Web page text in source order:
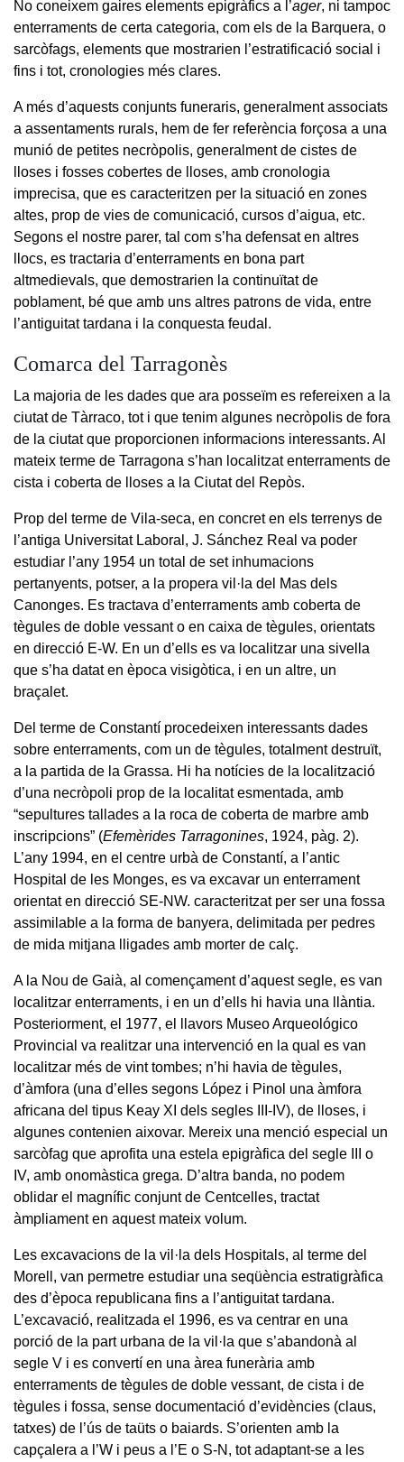
No coneixem gaires elements epigràfics a l’ager, ni tampoc
enterraments de certa categoria, com els de la Barquera, o
sarcòfags, elements que mostrarien l’estratificació social i
fins i tot, cronologies més clares.
A més d’aquests conjunts funeraris, generalment associats
a assentaments rurals, hem de fer referència forçosa a una
munió de petites necròpolis, generalment de cistes de
lloses i fosses cobertes de lloses, amb cronologia
imprecisa, que es caracteritzen per la situació en zones
altes, prop de vies de comunicació, cursos d’aigua, etc.
Segons el nostre parer, tal com s’ha defensat en altres
llocs, es tractaria d’enterraments en bona part
altmedievals, que demostrarien la continuïtat de
poblament, bé que amb uns altres patrons de vida, entre
l’antiguitat tardana i la conquesta feudal.
Comarca del Tarragonès
La majoria de les dades que ara posseïm es refereixen a la
ciutat de Tàrraco, tot i que tenim algunes necròpolis de fora
de la ciutat que proporcionen informacions interessants. Al
mateix terme de Tarragona s’han localitzat enterraments de
cista i coberta de lloses a la Ciutat del Repòs.
Prop del terme de Vila-seca, en concret en els terrenys de
l’antiga Universitat Laboral, J. Sánchez Real va poder
estudiar l’any 1954 un total de set inhumacions
pertanyents, potser, a la propera vil·la del Mas dels
Canonges. Es tractava d’enterraments amb coberta de
tègules de doble vessant o en caixa de tègules, orientats
en direcció E-W. En un d’ells es va localitzar una sivella
que s’ha datat en època visigòtica, i en un altre, un
braçalet.
Del terme de Constantí procedeixen interessants dades
sobre enterraments, com un de tègules, totalment destruït,
a la partida de la Grassa. Hi ha notícies de la localització
d’una necròpoli prop de la localitat esmentada, amb
“sepultures tallades a la roca de coberta de marbre amb
inscripcions” (Efemèrides Tarragonines, 1924, pàg. 2).
L’any 1994, en el centre urbà de Constantí, a l’antic
Hospital de les Monges, es va excavar un enterrament
orientat en direcció SE-NW. caracteritzat per ser una fossa
assimilable a la forma de banyera, delimitada per pedres
de mida mitjana lligades amb morter de calç.
A la Nou de Gaià, al començament d’aquest segle, es van
localitzar enterraments, i en un d’ells hi havia una llàntia.
Posteriorment, el 1977, el llavors Museo Arqueológico
Provincial va realitzar una intervenció en la qual es van
localitzar més de vint tombes; n’hi havia de tègules,
d’àmfora (una d’elles segons López i Pinol una àmfora
africana del tipus Keay XI dels segles III-IV), de lloses, i
algunes contenien aixovar. Mereix una menció especial un
sarcòfag que aprofita una estela epigràfica del segle III o
IV, amb onomàstica grega. D’altra banda, no podem
oblidar el magnífic conjunt de Centcelles, tractat
àmpliament en aquest mateix volum.
Les excavacions de la vil·la dels Hospitals, al terme del
Morell, van permetre estudiar una seqüència estratigràfica
des d’època republicana fins a l’antiguitat tardana.
L’excavació, realitzada el 1996, es va centrar en una
porció de la part urbana de la vil·la que s’abandonà al
segle V i es convertí en una àrea funerària amb
enterraments de tègules de doble vessant, de cista i de
tègules i fossa, sense documentació d’evidències (claus,
tatxes) de l’ús de taüts o baiards. S’orienten amb la
capçalera a l’W i peus a l’E o S-N, tot adaptant-se a les